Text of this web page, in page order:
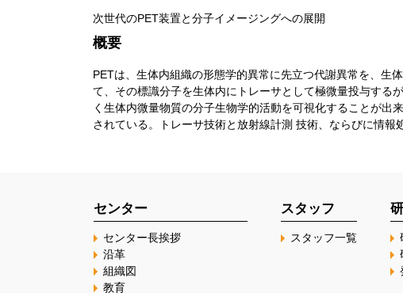
次世代のPET装置と分子イメージングへの展開
概要
PETは、生体内組織の形態学的異常に先立つ代謝異常を、生
て、その標識分子を生体内にトレーサとして極微量投与する
く生体内微量物質の分子生物学的活動を可視化することが
されている。トレーサ技術と放射線計測 技術、ならびに情
センター
センター長挨拶
沿革
組織図
教育
スタッフ
スタッフ一覧